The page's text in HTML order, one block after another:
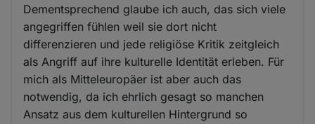
Dementsprechend glaube ich auch, das sich viele
angegriffen fühlen weil sie dort nicht
differenzieren und jede religiöse Kritik zeitgleich
als Angriff auf ihre kulturelle Identität erleben. Für
mich als Mitteleuropäer ist aber auch das
notwendig, da ich ehrlich gesagt so manchen
Ansatz aus dem kulturellen Hintergrund so